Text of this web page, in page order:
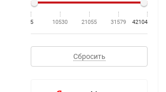
5 10530 21055 31579 42104
Сбросить